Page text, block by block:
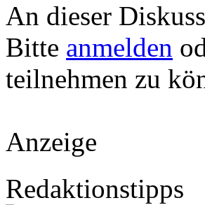
An dieser
Bitte anmelden
teilnehmen zu
Anzeige
Redaktionstipps